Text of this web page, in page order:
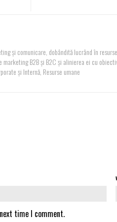
și comunicare, dobândită lucrând în
B2B și B2C și alinierea ei cu
și Internă, Resurse umane
time I comment.